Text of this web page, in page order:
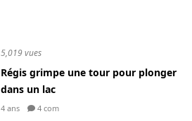
5,019 vues
Régis grimpe une tour pour plonger
dans un lac
4 ans 4 com